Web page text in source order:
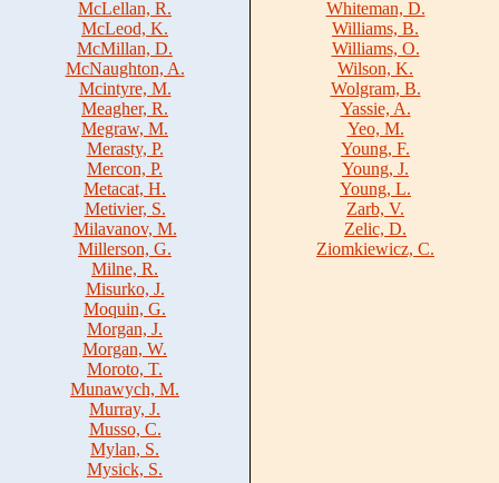
McLellan, R.
McLeod, K.
McMillan, D.
McNaughton, A.
Mcintyre, M.
Meagher, R.
Megraw, M.
Merasty, P.
Mercon, P.
Metacat, H.
Metivier, S.
Milavanov, M.
Millerson, G.
Milne, R.
Misurko, J.
Moquin, G.
Morgan, J.
Morgan, W.
Moroto, T.
Munawych, M.
Murray, J.
Musso, C.
Mylan, S.
Mysick, S.
Whiteman, D.
Williams, B.
Williams, O.
Wilson, K.
Wolgram, B.
Yassie, A.
Yeo, M.
Young, F.
Young, J.
Young, L.
Zarb, V.
Zelic, D.
Ziomkiewicz, C.